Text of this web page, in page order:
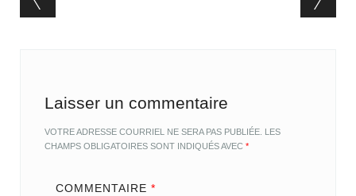
Post navigation
Laisser un commentaire
VOTRE ADRESSE COURRIEL NE SERA PAS PUBLIÉE. LES
CHAMPS OBLIGATOIRES SONT INDIQUÉS AVEC*
COMMENTAIRE *